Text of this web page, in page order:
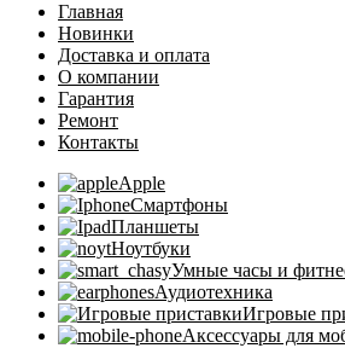
Главная
Новинки
Доставка и оплата
О компании
Гарантия
Ремонт
Контакты
Apple
Смартфоны
Планшеты
Ноутбуки
Умные часы и
Аудиотехника
Игровые
Аксессуары для